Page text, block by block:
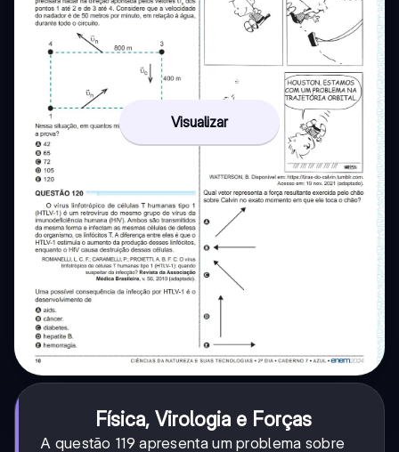
Visualizar
Física, Virologia e Forças
A questão 119 apresenta um problema sobre